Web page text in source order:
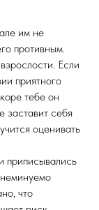
им не
противным.
Если
приятного
тебе он
заставит себя
оценивать
приписывались
что